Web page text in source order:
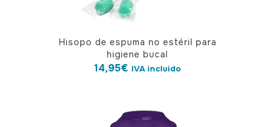
Hisopo de espuma no estéril para
higiene bucal
14,95€ IVA incluido